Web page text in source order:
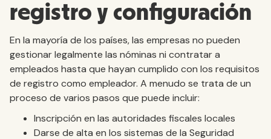
registro y configuración
En la mayoría de los países, las empresas no pueden
gestionar legalmente las nóminas ni contratar a
empleados hasta que hayan cumplido con los requisitos
de registro como empleador. A menudo se trata de un
proceso de varios pasos que puede incluir:
Inscripción en las autoridades fiscales locales
Darse de alta en los sistemas de la Seguridad